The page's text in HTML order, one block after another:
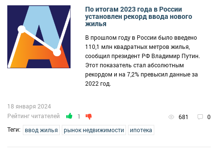
По итогам 2023 года в России
установлен рекорд ввода нового
жилья
В прошлом году в России было введено
110,1 млн квадратных метров жилья,
сообщил президент РФ Владимир Путин.
Этот показатель стал абсолютным
рекордом и на 7,2% превысил данные за
2022 год.
Рейтинг читателей 1 681 0
18 января 2024
Теги: ввод жилья рынок недвижимости ипотека